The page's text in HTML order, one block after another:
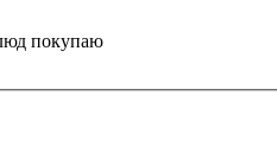
покупаю